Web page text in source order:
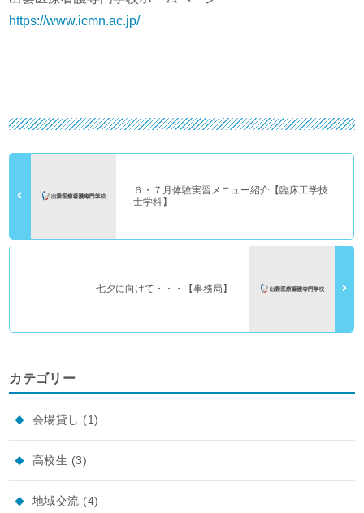
https://www.icmn.ac.jp/
６・７月体験実習メニュー紹介【臨床工学技
士学科】
七夕に向けて・・・【事務局】
カテゴリー
会場貸し (1)
高校生 (3)
地域交流 (4)